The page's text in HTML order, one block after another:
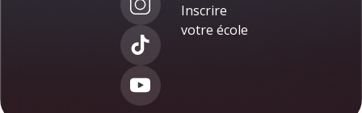
Inscrire
votre école